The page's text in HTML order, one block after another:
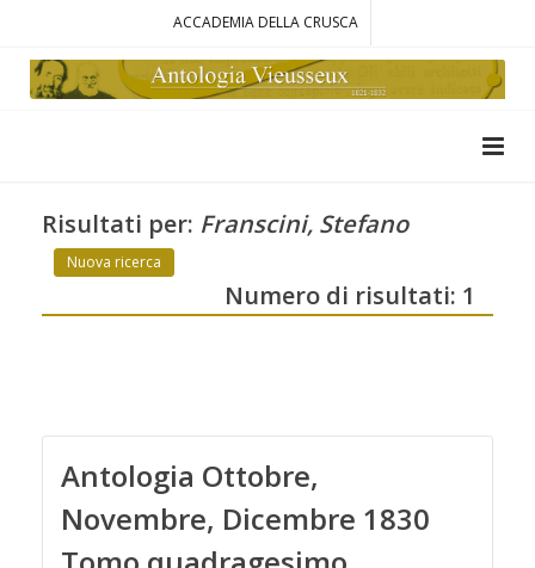
ACCADEMIA DELLA CRUSCA
Risultati per: Franscini, Stefano
Nuova ricerca
Numero di risultati: 1
Antologia Ottobre,
Novembre, Dicembre 1830